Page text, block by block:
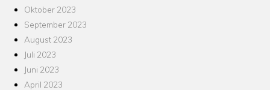
Oktober 2023
September 2023
August 2023
Juli 2023
Juni 2023
April 2023